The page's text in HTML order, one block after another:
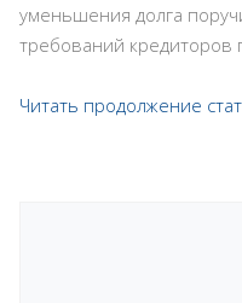
уменьшения долга
требований кредиторов
Читать продолжение